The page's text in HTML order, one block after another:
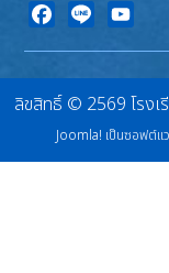
ลิขสิทธิ์ © 2569 โรง
Joomla! เป็นซอฟต์แ